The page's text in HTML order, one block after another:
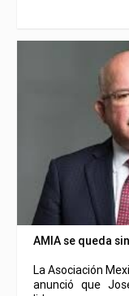
AMIA se queda
La Asociación
anunció que